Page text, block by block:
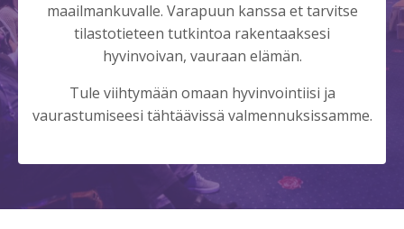
maailmankuvalle. Varapuun kanssa et tarvitse
tilastotieteen tutkintoa rakentaaksesi
hyvinvoivan, vauraan elämän.
Tule viihtymään omaan hyvinvointiisi ja
vaurastumiseesi tähtäävissä valmennuksissamme.